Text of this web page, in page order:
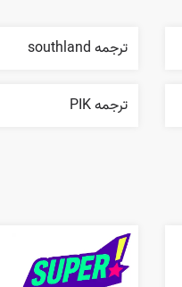
ترجمه southland
ترجمه PIK